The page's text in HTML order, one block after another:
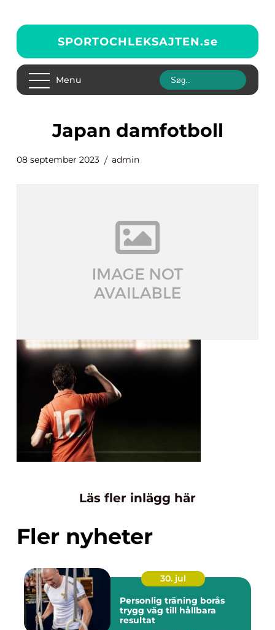
SPORTOCHLEKSAJTEN.se
Menu
japan damfotboll
08 september 2023 admin
Läs fler inlägg här
Fler nyheter
30. jul
Personlig träning borås
trygg väg till hållbara
resultat